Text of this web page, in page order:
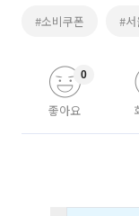
#소비쿠폰 #서
좋아요
0